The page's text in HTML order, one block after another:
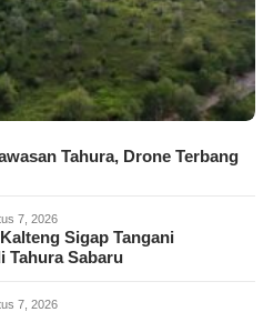
Tahura, Drone Terbang
7, 2026
Sigap Tangani
Tahura Sabaru
7, 2026